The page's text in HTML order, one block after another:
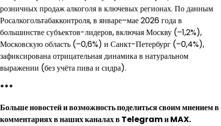
розничных продаж алкоголя в ключевых регионах. По данным
Росалкогольтабакконтроля, в январе–мае 2026 года в
большинстве субъектов-лидеров, включая Москву (–1,2%),
Московскую область (–0,6%) и Санкт-Петербург (–0,4%),
зафиксирована отрицательная динамика в натуральном
выражении (без учёта пива и сидра).
***
Больше новостей и возможность поделиться своим мнением в
комментариях в наших каналах вTelegramиMAX.